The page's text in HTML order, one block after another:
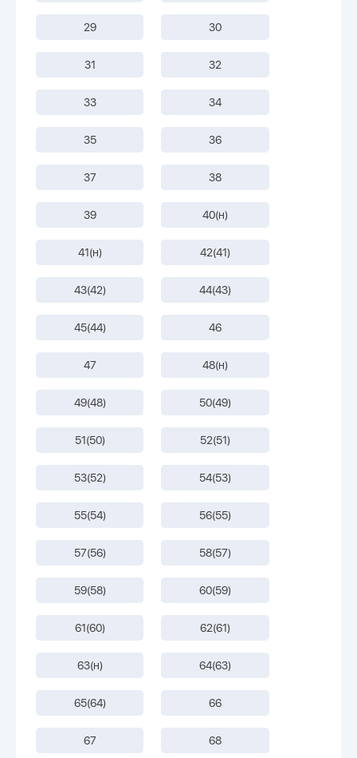
29 30
31 32
33 34
35 36
37 38
39 40(н)
41(н) 42(41)
43(42) 44(43)
45(44) 46
47 48(н)
49(48) 50(49)
51(50) 52(51)
53(52) 54(53)
55(54) 56(55)
57(56) 58(57)
59(58) 60(59)
61(60) 62(61)
63(н) 64(63)
65(64) 66
67 68